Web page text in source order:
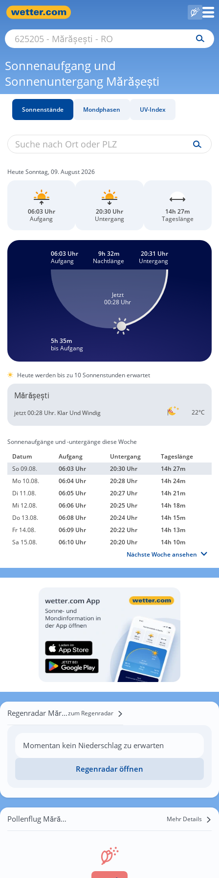
Sonnenaufgang und
Sonnenuntergang Mărășești
Sonnenstände Mondphasen UV-Index
Heute Sonntag, 09. August 2026
06:03 Uhr
Aufgang
20:30 Uhr
Untergang
14h 27m
Tageslänge
5h 35m
bis Aufgang
Jetzt
00:28 Uhr
06:03 Uhr
Aufgang
9h 32m
Nachtlänge
20:31 Uhr
Untergang
Heute werden bis zu 10 Sonnenstunden erwartet
Mărășești
22°C
jetzt 00:28 Uhr. Klar Und Windig
Sonnenaufgänge und -untergänge diese Woche
Datum
Aufgang Untergang
Tageslänge
So 09.08.
06:03 Uhr 20:30 Uhr
14h 27m
Mo 10.08.
06:04 Uhr 20:28 Uhr
14h 24m
Di 11.08.
06:05 Uhr 20:27 Uhr
14h 21m
Mi 12.08.
06:06 Uhr 20:25 Uhr
14h 18m
Do 13.08.
06:08 Uhr 20:24 Uhr
14h 15m
Fr 14.08.
06:09 Uhr 20:22 Uhr
14h 13m
Sa 15.08.
06:10 Uhr 20:20 Uhr
14h 10m
Nächste Woche ansehen
Regenradar Mărășeștizum Regenradar
Momentan kein Niederschlag zu erwarten
Regenradar öffnen
Pollenflug Mărășești Mehr Details